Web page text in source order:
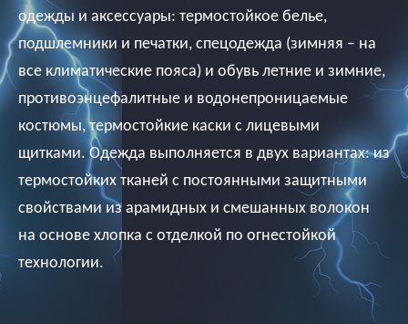
одежды и аксессуары: термостойкое белье,
подшлемники и печатки, спецодежда (зимняя – на
все климатические пояса) и обувь летние и зимние,
противоэнцефалитные и водонепроницаемые
костюмы, термостойкие каски с лицевыми
щитками. Одежда выполняется в двух вариантах: из
термостойких тканей с постоянными защитными
свойствами из арамидных и смешанных волокон
на основе хлопка с отделкой по огнестойкой
технологии.